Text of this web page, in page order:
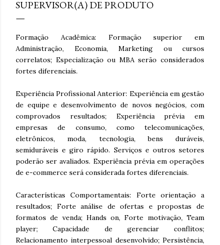
trás dele já aparece em outros grandes relatórios
globais. A Accenture , em Life Trends 2025 , descreve o
movimento de Social Rewilding , segundo o qual as
pessoas buscam mais profundidade, autenticidade e
riqueza sensorial nas experiências. Na pesquisa da
consultoria, 42% atribuíram sua experiência mais
SUPERVISOR(A) DE PRODUTO
Formação Acadêmica: Formação superior em
Administração, Economia, Marketing ou cursos
correlatos; Especialização ou MBA serão considerados
fortes diferenciais.
Experiência Profissional Anterior: Experiência em gestão
de equipe e desenvolvimento de novos negócios, com
comprovados resultados; Experiência prévia em
empresas de consumo, como telecomunicações,
eletrônicos, moda, tecnologia, bens duráveis,
semiduráveis e giro rápido. Serviços e outros setores
poderão ser avaliados. Experiência prévia em operações
de e-commerce será considerada fortes diferenciais.
Características Comportamentais: Forte orientação a
resultados; Forte análise de ofertas e propostas de
formatos de venda; Hands on, Forte motivação, Team
player; Capacidade de gerenciar conflitos;
Relacionamento interpessoal desenvolvido; Persistência,